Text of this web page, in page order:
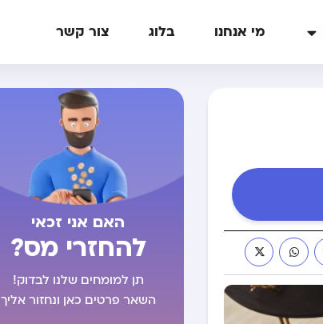
מי אנחנו בלוג צור קשר
האם אני זכאי
להחזרי מס?
תן למומחים שלנו לבדוק!
השאר פרטים כאן ונחזור אליך